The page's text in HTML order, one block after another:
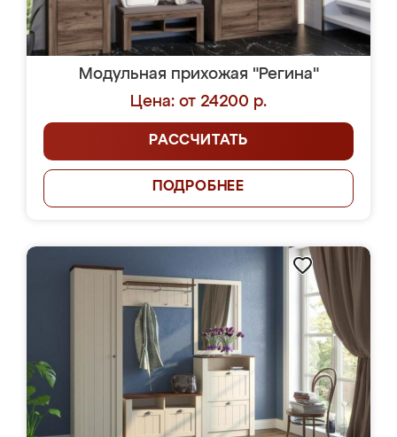
Модульная прихожая "Регина"
Цена: от 24200 р.
РАССЧИТАТЬ
ПОДРОБНЕЕ